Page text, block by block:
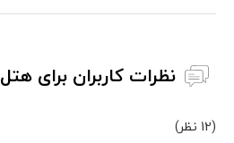
نظرات کاربران برای هتل
(12 نظر)